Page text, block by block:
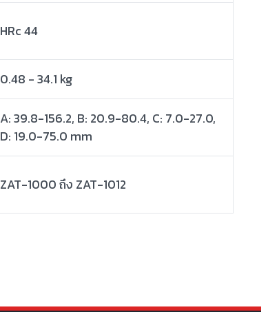
HRc 44
0.48 - 34.1 kg
A: 39.8-156.2, B: 20.9-80.4, C: 7.0-27.0,
D: 19.0-75.0 mm
ZAT-1000 ถึง ZAT-1012